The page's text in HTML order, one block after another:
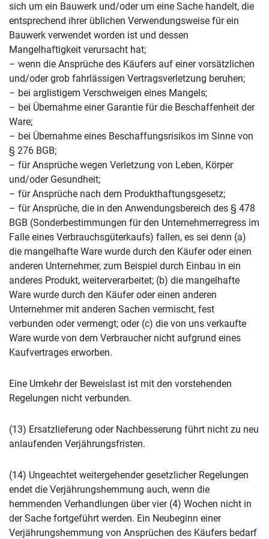
sich um ein Bauwerk und/oder um eine Sache handelt, die
entsprechend ihrer üblichen Verwendungsweise für ein
Bauwerk verwendet worden ist und dessen
Mangelhaftigkeit verursacht hat;
– wenn die Ansprüche des Käufers auf einer vorsätzlichen
und/oder grob fahrlässigen Vertragsverletzung beruhen;
– bei arglistigem Verschweigen eines Mangels;
– bei Übernahme einer Garantie für die Beschaffenheit der
Ware;
– bei Übernahme eines Beschaffungsrisikos im Sinne von
§ 276 BGB;
– für Ansprüche wegen Verletzung von Leben, Körper
und/oder Gesundheit;
– für Ansprüche nach dem Produkthaftungsgesetz;
– für Ansprüche, die in den Anwendungsbereich des § 478
BGB (Sonderbestimmungen für den Unternehmerregress im
Falle eines Verbrauchsgüterkaufs) fallen, es sei denn (a)
die mangelhafte Ware wurde durch den Käufer oder einen
anderen Unternehmer, zum Beispiel durch Einbau in ein
anderes Produkt, weiterverarbeitet; (b) die mangelhafte
Ware wurde durch den Käufer oder einen anderen
Unternehmer mit anderen Sachen vermischt, fest
verbunden oder vermengt; oder (c) die von uns verkaufte
Ware wurde von dem Verbraucher nicht aufgrund eines
Kaufvertrages erworben.
Eine Umkehr der Beweislast ist mit den vorstehenden
Regelungen nicht verbunden.
(13) Ersatzlieferung oder Nachbesserung führt nicht zu neu
anlaufenden Verjährungsfristen.
(14) Ungeachtet weitergehender gesetzlicher Regelungen
endet die Verjährungshemmung auch, wenn die
hemmenden Verhandlungen über vier (4) Wochen nicht in
der Sache fortgeführt werden. Ein Neubeginn einer
Verjährungshemmung von Ansprüchen des Käufers bedarf